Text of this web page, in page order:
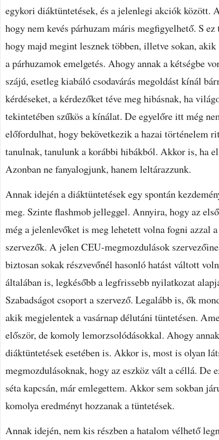
egykori diáktüntetések, és a jelenlegi akciók között.
hogy nem kevés párhuzam máris megfigyelhető. S
hogy majd megint lesznek többen, illetve sokan, akik
a párhuzamok emelgetés. Ahogy annak a kétségbe
szájú, esetleg kiabáló csodavárás megoldást kínál
kérdéseket, a kérdezőket téve meg hibásnak, ha
tekintetében szűkös a kínálat. De egyelőre itt még
előfordulhat, hogy bekövetkezik a hazai történelem
tanulnak, tanulunk a korábbi hibákból. Akkor is, ha
Azonban ne fanyalogjunk, hanem leltárazzunk.
Annak idején a diáktüntetések egy spontán
meg. Szinte flashmob jelleggel. Annyira, hogy az
még a jelenlevőket is meg lehetett volna fogni azzal
szervezők. A jelen CEU-megmozdulások
biztosan sokak részvevőnél hasonló hatást váltott
általában is, legkésőbb a legfrissebb nyilatkozat
Szabadságot csoport a szervező. Legalább is, ők
akik megjelentek a vasárnap délutáni tüntetésen.
először, de komoly lemorzsolódásokkal. Ahogy
diáktüntetések esetében is. Akkor is, most is olyan
megmozdulásoknak, hogy az eszköz vált a céllá. De
séta kapcsán, már emlegettem. Akkor sem sokban
komolya eredményt hozzanak a tüntetések.
Annak idején, nem kis részben a hatalom vélhető